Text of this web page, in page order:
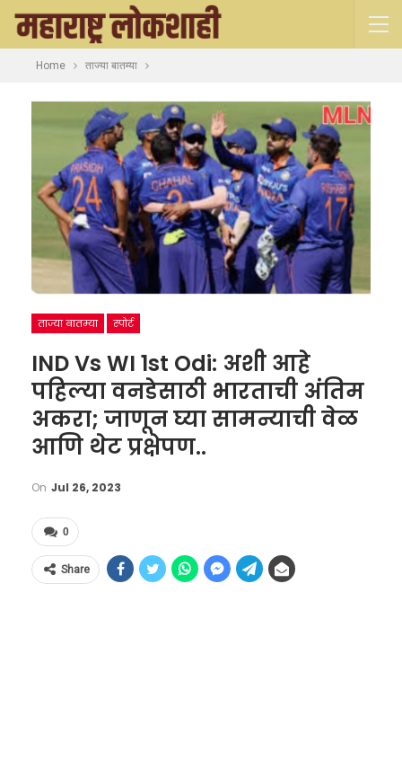
Home ताज्या बातम्या
ताज्या बातम्या स्पोर्ट
IND Vs WI 1st Odi: अशी आहे
पहिल्या वनडेसाठी भारताची अंतिम
अकरा; जाणून घ्या सामन्याची वेळ
आणि थेट प्रक्षेपण..
On Jul 26, 2023
0
Share